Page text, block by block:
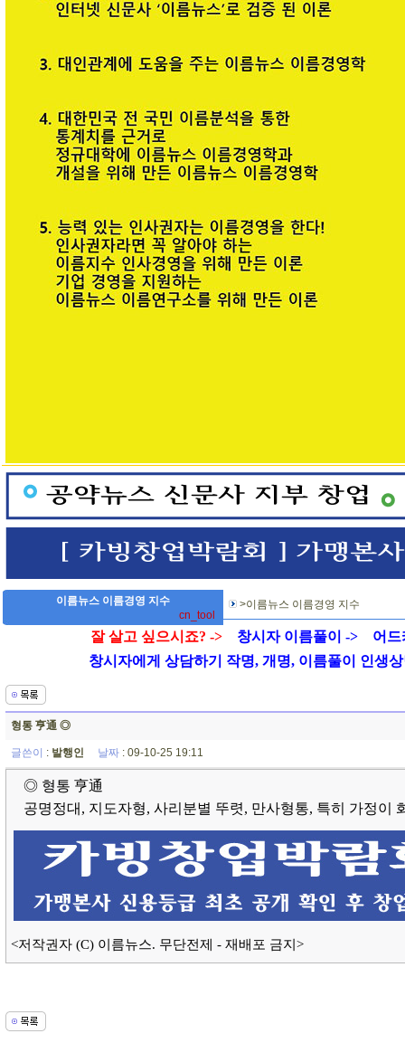
이름뉴스 이름경영 지수
cn_tool
>이름뉴스 이름경영 지수
잘 살고 싶으시죠? -> 창시자 이름풀이 ->
어드
창시자에게 상담하기 작명, 개명, 이름풀이 인생상
형통 亨通 ◎
글쓴이 : 발행인 날짜: 09-10-25 19:11
◎ 형통 亨通
공명정대, 지도자형, 사리분별 뚜렷, 만사형통, 특히 가정이
<저작권자 (C) 이름뉴스. 무단전제 - 재배포 금지>